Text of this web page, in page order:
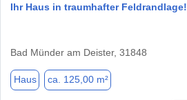
Ihr Haus in traumhafter Feldrandlage!
Bad Münder am Deister, 31848
Haus ca. 125,00 m²